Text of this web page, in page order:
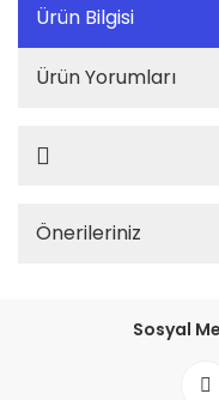
Ürün Bilgisi
Ürün Yorumları
Önerileriniz
Sosyal